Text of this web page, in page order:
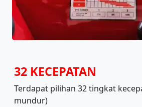
32 KECEPATAN
Terdapat pilihan 32 tingkat
mundur)